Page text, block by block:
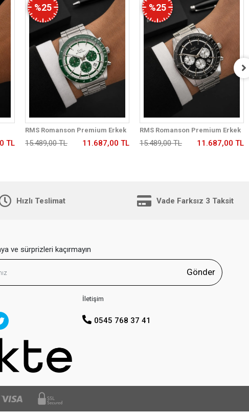
2
TL
%25
RMS Romanson Premium Erkek
Kol Saati Çelik Kordon 5 ATM Su
Geçirmez Kronometreli Kadran
15.489,00 TL 11.687,00 TL
%25
RMS Romanson Premium Erkek
Kol Saati Çelik Kordon 5 ATM Su
Geçirmez Kronometreli Kadran
15.489,00 TL 11.687,00 TL
Hızlı Teslimat Vade Farksız 3 Taksit
ve sürprizleri kaçırmayın
Gönder
İletişim
0545 768 37 41